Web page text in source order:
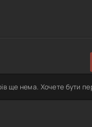
ще нема. Хочете бути